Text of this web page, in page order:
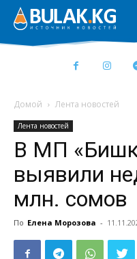
Домой Лента новостей
Лента новостей
В МП
выявили
млн. сомов
По Елена Морозова -